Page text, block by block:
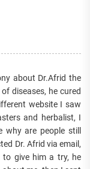
about Dr.Afrid the
diseases, he cured
website I saw
and herbalist, I
why are people still
Dr. Afrid via email,
to give him a try, he